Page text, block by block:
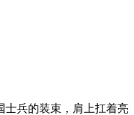
士兵的装束，肩上扛着亮